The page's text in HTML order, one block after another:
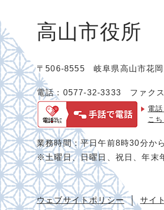
高山市役所
〒506-8555 岐阜県高山市花
電話：0577-32-3333 ファク
電
こ
業務時間：平日午前8時30分か
※土曜日、日曜日、祝日、年末
ウェブサイトポリシー サイ